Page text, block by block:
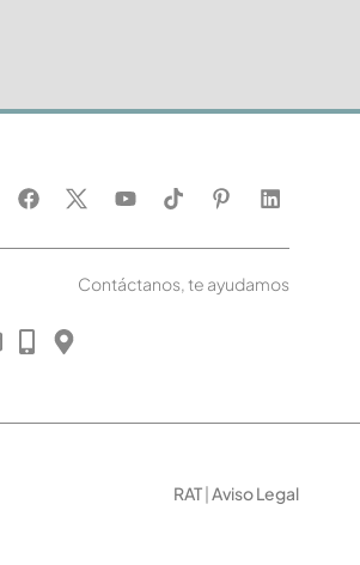
Contáctanos, te ayudamos
RAT|Aviso Legal